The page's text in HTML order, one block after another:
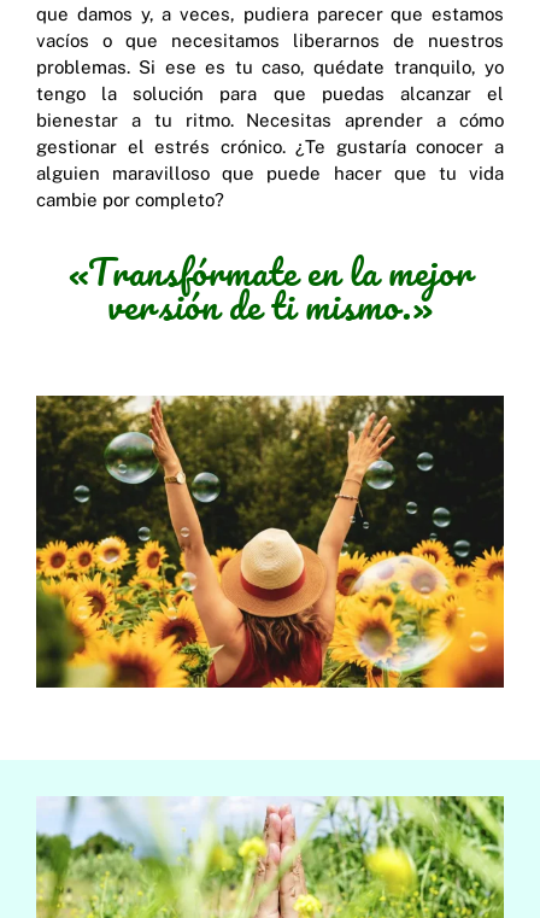
que damos y, a veces, pudiera parecer que estamos
vacíos o que necesitamos liberarnos de nuestros
problemas. Si ese es tu caso, quédate tranquilo, yo
tengo la solución para que puedas alcanzar el
bienestar a tu ritmo. Necesitas aprender a cómo
gestionar el estrés crónico. ¿Te gustaría conocer a
alguien maravilloso que puede hacer que tu vida
cambie por completo?
«Transfórmate en la mejor
versión de ti mismo.»